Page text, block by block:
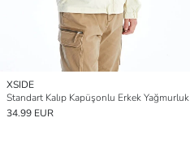
XSIDE
Standart Kalıp Kapüşonlu Erkek Yağmurluk
34.99 EUR